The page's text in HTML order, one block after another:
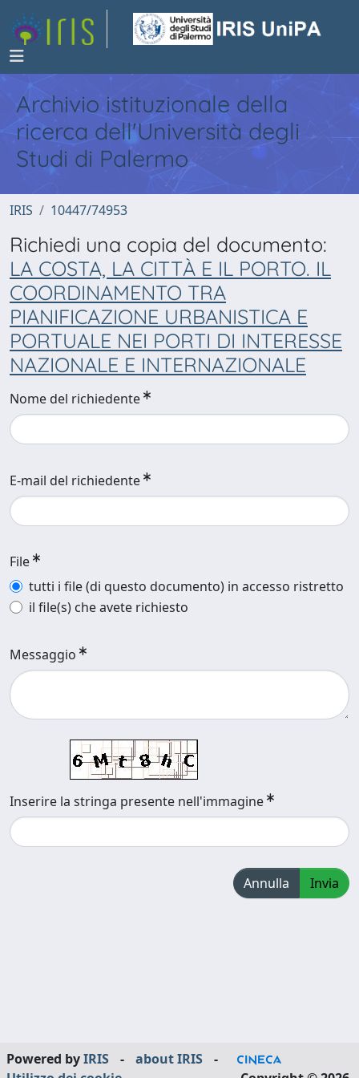
Archivio istituzionale della
ricerca dell'Università degli
Studi di Palermo
IRIS 10447/74953
Richiedi una copia del documento:
LA COSTA, LA CITTÀ E IL PORTO. IL
COORDINAMENTO TRA
PIANIFICAZIONE URBANISTICA E
PORTUALE NEI PORTI DI INTERESSE
NAZIONALE E INTERNAZIONALE
Nome del richiedente
E-mail del richiedente
File
tutti i file (di questo documento) in accesso ristretto
il file(s) che avete richiesto
Messaggio
Inserire la stringa presente nell'immagine
Annulla Invia
Powered byIRIS - about IRIS
-